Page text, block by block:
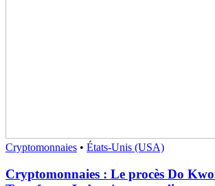
Cryptomonnaies • États-Unis (USA)
Cryptomonnaies : Le procès Do